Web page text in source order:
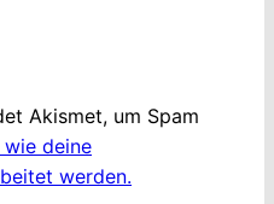
Akismet, um Spam
wie deine
werden.